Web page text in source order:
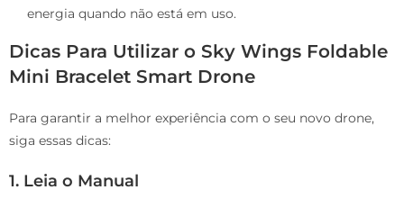
energia quando não está em uso.
Dicas Para Utilizar o Sky Wings Foldable
Mini Bracelet Smart Drone
Para garantir a melhor experiência com o seu novo drone,
siga essas dicas:
1. Leia o Manual